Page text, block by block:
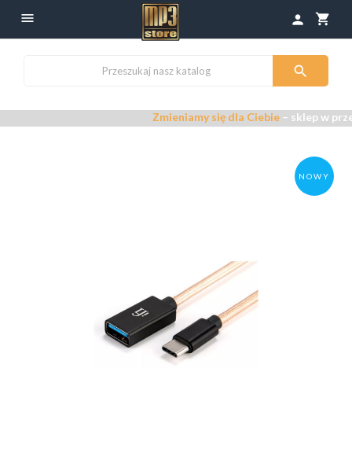
 shopping_cart
person

Zmieniamy się dla Ciebie– sklep w
NOWY